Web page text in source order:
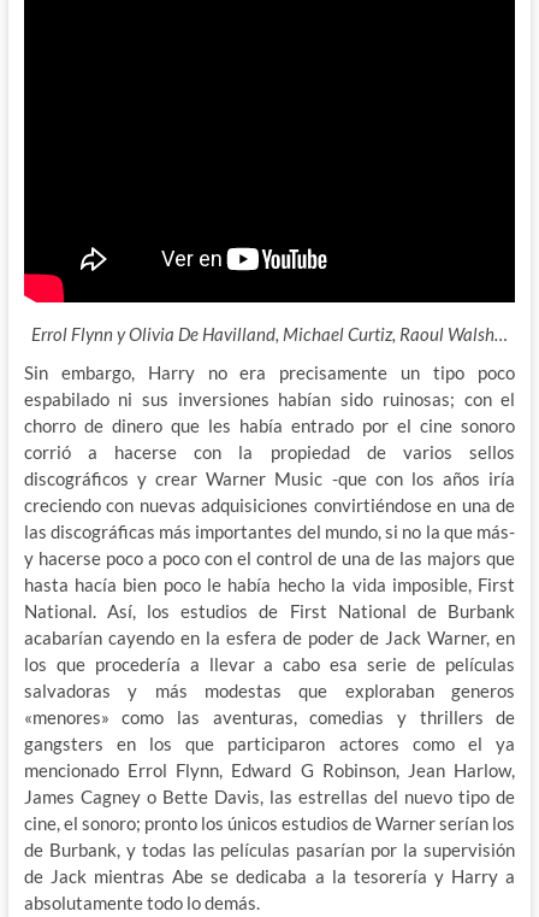
Errol Flynn y Olivia De Havilland, Michael Curtiz, Raoul Walsh…
Sin embargo, Harry no era precisamente un tipo poco
espabilado ni sus inversiones habían sido ruinosas; con el
chorro de dinero que les había entrado por el cine sonoro
corrió a hacerse con la propiedad de varios sellos
discográficos y crear Warner Music -que con los años iría
creciendo con nuevas adquisiciones convirtiéndose en una de
las discográficas más importantes del mundo, si no la que más-
y hacerse poco a poco con el control de una de las majors que
hasta hacía bien poco le había hecho la vida imposible, First
National. Así, los estudios de First National de Burbank
acabarían cayendo en la esfera de poder de Jack Warner, en
los que procedería a llevar a cabo esa serie de películas
salvadoras y más modestas que exploraban generos
«menores» como las aventuras, comedias y thrillers de
gangsters en los que participaron actores como el ya
mencionado Errol Flynn, Edward G Robinson, Jean Harlow,
James Cagney o Bette Davis, las estrellas del nuevo tipo de
cine, el sonoro; pronto los únicos estudios de Warner serían los
de Burbank, y todas las películas pasarían por la supervisión
de Jack mientras Abe se dedicaba a la tesorería y Harry a
absolutamente todo lo demás.